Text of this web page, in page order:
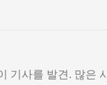
기사를 발견. 많은